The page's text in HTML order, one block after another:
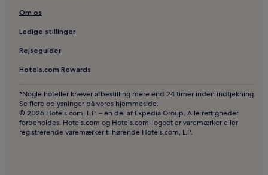
Om os
Ledige stillinger
Rejseguider
Hotels.com Rewards
*Nogle hoteller kræver afbestilling mere end 24 timer inden indtjekning.
Se flere oplysninger på vores hjemmeside.
© 2026 Hotels.com, L.P. – en del af Expedia Group. Alle rettigheder
forbeholdes. Hotels.com og Hotels.com-logoet er varemærker eller
registrerende varemærker tilhørende Hotels.com, L.P.